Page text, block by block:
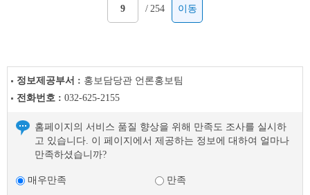
/ 254 이동
정보제공부서 : 홍보담당관 언론홍보팀
전화번호 : 032-625-2155
홈페이지의 서비스 품질 향상을 위해 만족도 조사를 실시하
고 있습니다. 이 페이지에서 제공하는 정보에 대하여 얼마나
만족하셨습니까?
매우만족
만족